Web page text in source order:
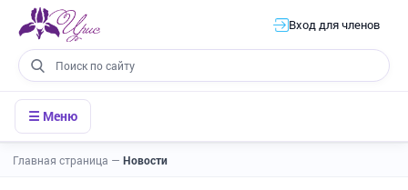
Вход для членов
☰ Меню
Главная страница — Новости